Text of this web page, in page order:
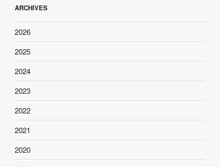
ARCHIVES
2026
2025
2024
2023
2022
2021
2020